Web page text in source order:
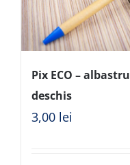
Pix ECO – albastru
deschis
3,00 lei